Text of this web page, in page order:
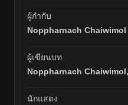
ผู้กำกับ
Noppharnach Chaiwimol
ผู้เขียนบท
Noppharnach
นักแสดง